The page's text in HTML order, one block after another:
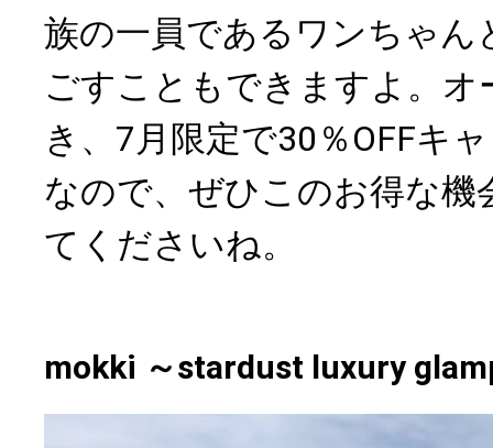
族の一員であるワンちゃん
ごすこともできますよ。オ
き、7月限定で30％OFFキ
なので、ぜひこのお得な機
てくださいね。
mokki ～stardust luxury